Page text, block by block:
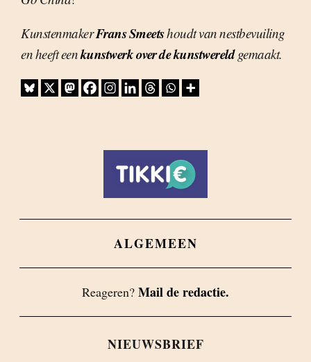
KunstenmakerFrans Smeetshoudt van nestbevuiling
en heeft eenkunstwerk over de kunstwereldgemaakt.
ALGEMEEN
Reageren? Mail de redactie.
NIEUWSBRIEF